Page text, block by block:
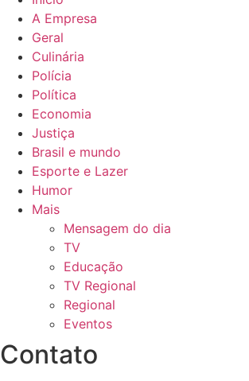
A Empresa
Geral
Culinária
Polícia
Política
Economia
Justiça
Brasil e mundo
Esporte e Lazer
Humor
Mais
Mensagem do dia
TV
Educação
TV Regional
Regional
Eventos
Contato